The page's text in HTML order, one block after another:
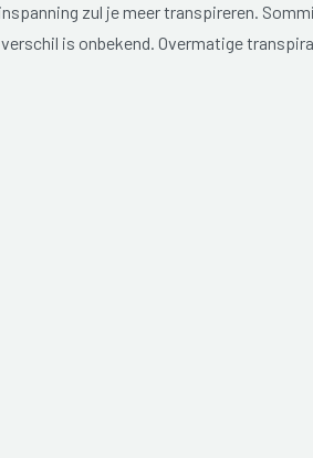
zul je meer transpireren.
is onbekend. Overmatige